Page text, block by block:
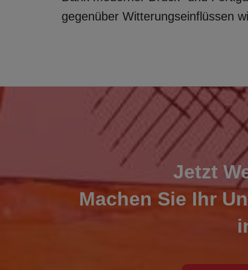
gegenüber Witterungseinflüssen
Jetzt
Machen Sie Ihr